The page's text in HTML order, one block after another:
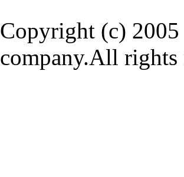
Copyright (c) 2005
company.All rights